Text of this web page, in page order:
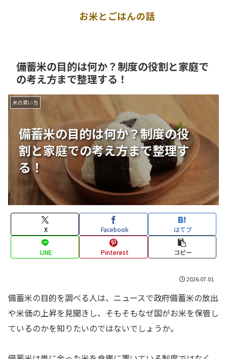
お米とごはんの話
備蓄米の目的は何か？制度の役割と家庭で
の考え方まで整理する！
備蓄米の目的は何か？制度の役
割と家庭での考え方まで整理す
る！
米の買い方
X Facebook はてブ
LINE Pinterest コピー
2026.07.01
備蓄米の目的を調べる人は、ニュースで政府備蓄米の放出
や米価の上昇を見聞きし、そもそもなぜ国がお米を保管し
ているのかを知りたいのではないでしょうか。